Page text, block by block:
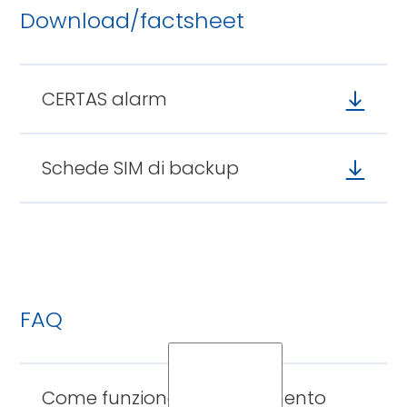
Download/factsheet
CERTAS alarm
Schede SIM di backup
di
FAQ
Come funziona il collegamento